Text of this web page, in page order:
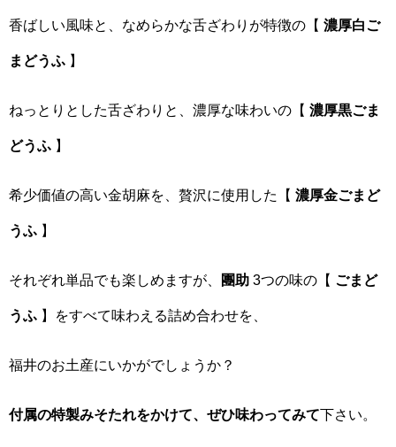
香ばしい風味と、なめらかな舌ざわりが特徴の【 濃厚白ご
まどうふ 】
ねっとりとした舌ざわりと、濃厚な味わいの【 濃厚黒ごま
どうふ 】
希少価値の高い金胡麻を、贅沢に使用した【 濃厚金ごまど
うふ 】
それぞれ単品でも楽しめますが、 團助 3つの味の【 ごまど
うふ 】をすべて味わえる詰め合わせを、
福井のお土産にいかがでしょうか？
付属の特製みそたれをかけて、ぜひ味わってみて下さい。